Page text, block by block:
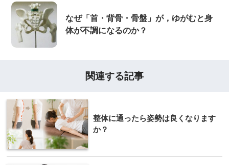
なぜ「首・背骨・骨盤」が，ゆがむと身
体が不調になるのか？
関連する記事
整体に通ったら姿勢は良くなります
か？